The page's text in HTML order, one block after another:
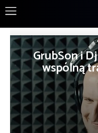
GrubSon i
wspólną